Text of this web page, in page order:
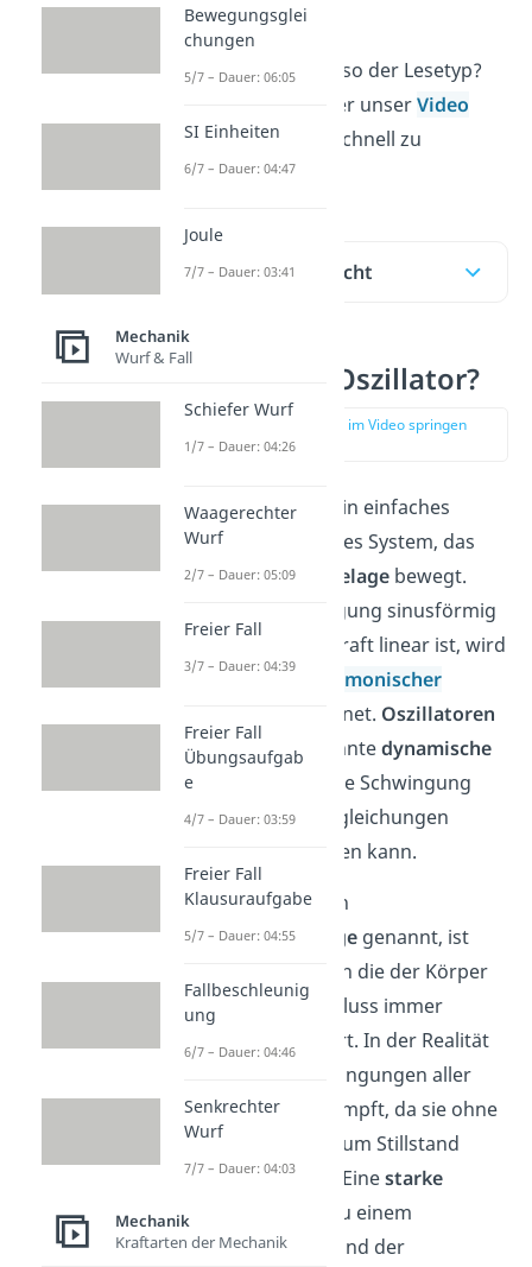
voneinander ab.
Du bist eher nicht so der Lesetyp?
Dann hilft dir sicher unserVideo
dabei, den Inhalt schnell zu
verstehen!
Inhaltsübersicht
Was ist ein Oszillator?
zur Stelle im Video springen
(00:13)
EinOszillator
ist ein einfaches
schwingungsfähiges System, das
sich um seine
Ruhelagebewegt.
Wenn diese Bewegung sinusförmig
und die Rückstellkraft linear ist, wird
das System als
harmonischer
bezeichnet. Oszillatoren
gelten als sogenanntedynamische
Systeme
, wenn ihre Schwingung
durch Differentialgleichungen
beschrieben werden kann.
Die Ruhelage, auch
Gleichgewichtslagegenannt, ist
eine stabile Lage, in die der Körper
ohne äußeren Einfluss immer
wieder zurückkehrt. In der Realität
sind also die Schwingungen aller
Oszillatoren
gedämpft, da sie ohne
äußeren Einfluss zum Stillstand
kommen würden. Einestarke
Dämpfung
führt zu einem
schnelleren Stillstand der
Bewegungsglei
chungen
5/7 – Dauer: 06:05
SI Einheiten
6/7 – Dauer: 04:47
Joule
7/7 – Dauer: 03:41
Mechanik
Wurf & Fall
Schiefer Wurf
1/7 – Dauer: 04:26
Waagerechter
Wurf
2/7 – Dauer: 05:09
Freier Fall
3/7 – Dauer: 04:39
Freier Fall
Übungsaufgab
e
4/7 – Dauer: 03:59
Freier Fall
Klausuraufgabe
5/7 – Dauer: 04:55
Fallbeschleunig
ung
6/7 – Dauer: 04:46
Senkrechter
Wurf
7/7 – Dauer: 04:03
Mechanik
Kraftarten der Mechanik